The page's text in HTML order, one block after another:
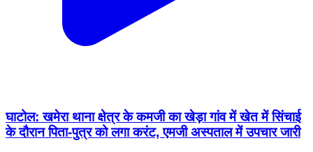
घाटोल: खमेरा थाना क्षेत्र के कमजी का खेड़ा गांव में खेत में सिंचाई
के दौरान पिता-पुत्र को लगा करंट, एमजी अस्पताल में उपचार जारी